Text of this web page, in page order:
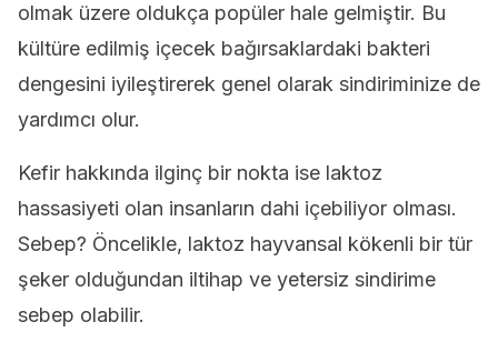
olmak üzere oldukça popüler hale gelmiştir. Bu
kültüre edilmiş içecek bağırsaklardaki bakteri
dengesini iyileştirerek genel olarak sindiriminize de
yardımcı olur.
Kefir hakkında ilginç bir nokta ise laktoz
hassasiyeti olan insanların dahi içebiliyor olması.
Sebep? Öncelikle, laktoz hayvansal kökenli bir tür
şeker olduğundan iltihap ve yetersiz sindirime
sebep olabilir.